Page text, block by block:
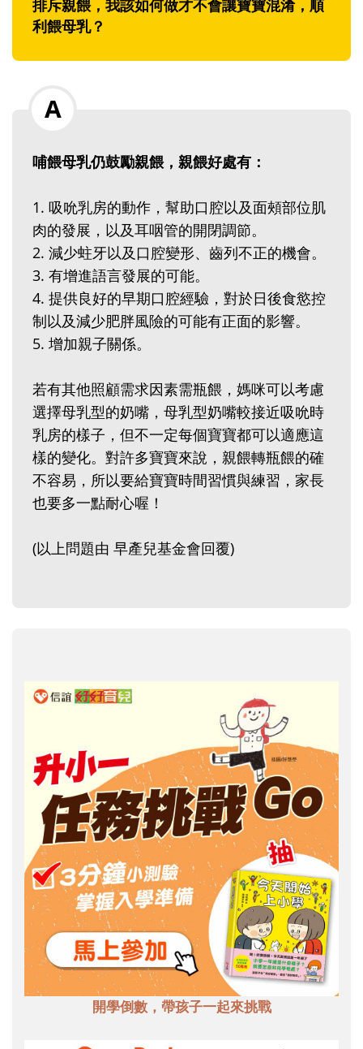
排斥親餵，我該如何做才不會讓寶寶混淆，順
利餵母乳？
哺餵母乳仍鼓勵親餵，親餵好處有：
1. 吸吮乳房的動作，幫助口腔以及面頰部位肌
肉的發展，以及耳咽管的開閉調節。
2. 減少蛀牙以及口腔變形、齒列不正的機會。
3. 有增進語言發展的可能。
4. 提供良好的早期口腔經驗，對於日後食慾控
制以及減少肥胖風險的可能有正面的影響。
5. 增加親子關係。
若有其他照顧需求因素需瓶餵，媽咪可以考慮
選擇母乳型的奶嘴，母乳型奶嘴較接近吸吮時
乳房的樣子，但不一定每個寶寶都可以適應這
樣的變化。對許多寶寶來說，親餵轉瓶餵的確
不容易，所以要給寶寶時間習慣與練習，家長
也要多一點耐心喔！
(以上問題由 早產兒基金會回覆)
開學倒數，帶孩子一起來挑戰